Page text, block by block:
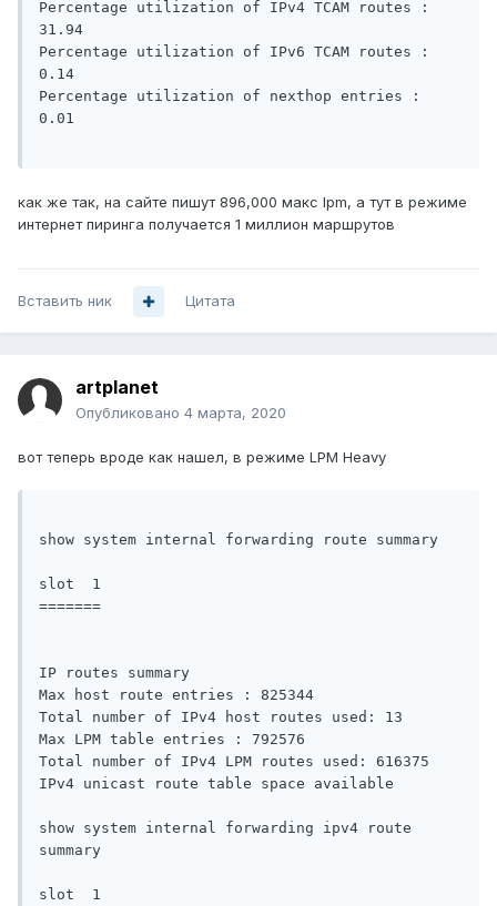
Percentage utilization of IPv4 TCAM routes :
31.94
Percentage utilization of IPv6 TCAM routes :
0.14
Percentage utilization of nexthop entries :
0.01
как же так, на сайте пишут 896,000 макс lpm, а тут в режиме
интернет пиринга получается 1 миллион маршрутов
Вставить ник Цитата
artplanet
Опубликовано 4 марта, 2020
вот теперь вроде как нашел, в режиме LPM Heavy
show system internal forwarding route summary
slot  1
=======
IP routes summary
Max host route entries : 825344
Total number of IPv4 host routes used: 13
Max LPM table entries : 792576
Total number of IPv4 LPM routes used: 616375
IPv4 unicast route table space available
show system internal forwarding ipv4 route
summary
slot  1